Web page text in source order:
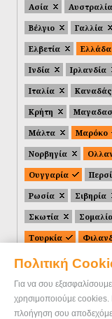
Πολιτική
Για να σου
χρησιμοποιούμε
πλοήγηση σου
Ασία
Αυστραλία
Βέλγιο
Γαλλία
Ελβετία
Ελλάδα
Ινδία
Ιρλανδία
Ιταλία
Καναδάς
Κρήτη
Μάλτα
Μαρόκο
Νορβηγία
Ουγγαρία
Ρωσία
Σιβηρία
Σκωτία
Τουρκία